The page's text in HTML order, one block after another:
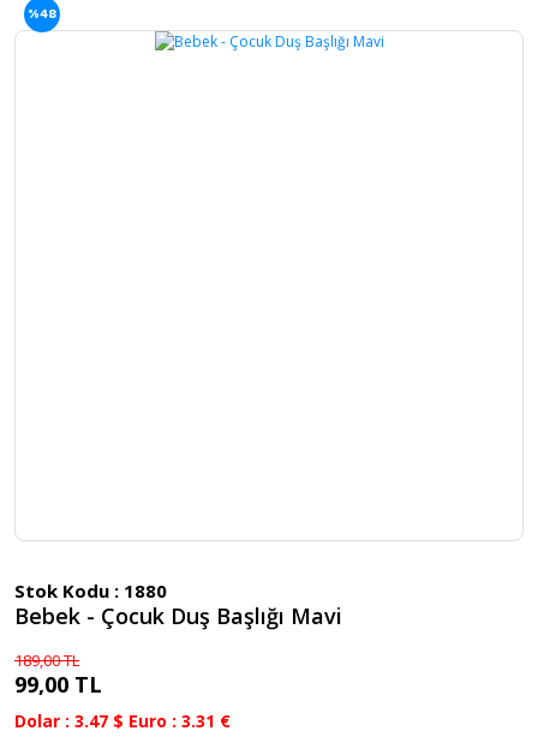
%48
Stok Kodu : 1880
Bebek - Çocuk Duş Başlığı Mavi
189,00 TL
99,00 TL
Dolar : 3.47 $ Euro : 3.31 €